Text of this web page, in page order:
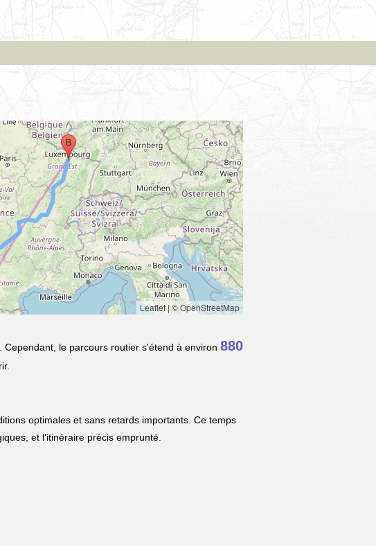
Leaflet|© OpenStreetMap
. Cependant, le parcours routier s'étend à environ 880
optimales et sans retards importants. Ce temps
et l'itinéraire précis emprunté.